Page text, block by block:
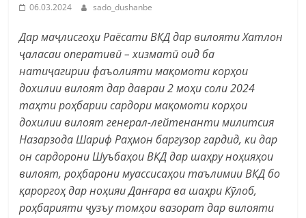
06.03.2024 sado_dushanbe
Дар маҷлисгоҳи Раёсати ВКД дар вилояти Хатлон
ҷаласаи оперативӣ – хизматӣ оид ба
натиҷагирии фаъолияти мақомоти корҳои
дохилии вилоят дар давраи 2 моҳи соли 2024
таҳти роҳбарии сардори мақомоти корҳои
дохилии вилоят генерал-лейтенанти милитсия
Назарзода Шариф Раҳмон баргузор гардид, ки дар
он сардорони Шуъбаҳои ВКД дар шаҳру ноҳияҳои
вилоят, роҳбарони муассисаҳои таълимии ВКД бо
қароргоҳ дар ноҳияи Данғара ва шаҳри Кӯлоб,
роҳбарияти ҷузъу томҳои вазорат дар вилояти